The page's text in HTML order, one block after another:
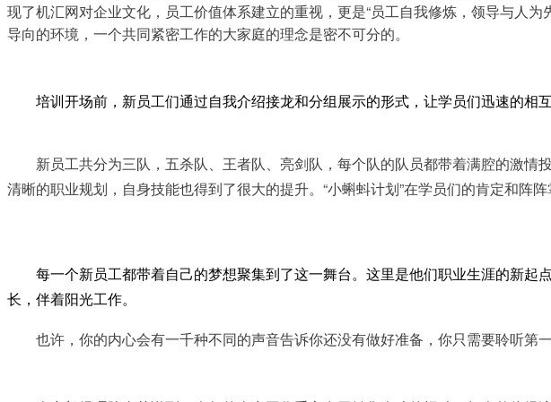
现了机汇网对企业文化，员工价值体系建立的重视，更是“员工自我修炼，领导与人
导向的环境，一个共同紧密工作的大家庭的理念是密不可分的。
培训开场前，新员工们通过自我介绍接龙和分组展示的形式，让学员们迅速的相
新员工共分为三队，五杀队、王者队、亮剑队，每个队的队员都带着满腔的激情
清晰的职业规划，自身技能也得到了很大的提升。 “小蝌蚪计划”在学员们的肯定和阵
每一个新员工都带着自己的梦想聚集到了这一舞台。这里是他们职业生涯的新起
长，伴着阳光工作。
也许，你的内心会有一千种不同的声音告诉你还没有做好准备，你只需要聆听第